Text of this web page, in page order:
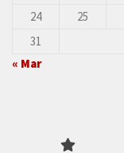
24
25
31
« Mar